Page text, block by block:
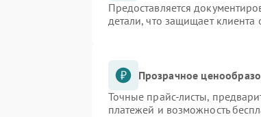
Предоставляется
детали, что защищает
Прозрачное
Точные прайс-листы,
платежей и возможность